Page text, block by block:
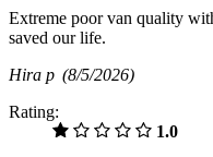
Extreme poor van quality
saved our life.
Hira p (8/5/2026)
Rating:
1.0